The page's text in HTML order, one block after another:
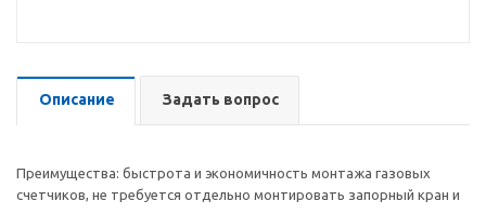
Описание Задать вопрос
Преимущества: быстрота и экономичность монтажа газовых
счетчиков, не требуется отдельно монтировать запорный кран и